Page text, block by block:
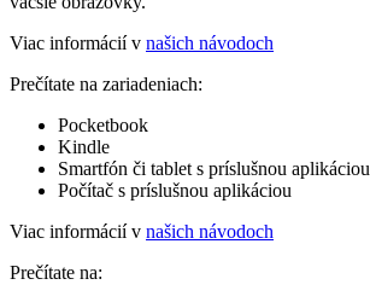
Viac informácií v našich návodoch
Prečítate na zariadeniach:
Pocketbook
Kindle
Smartfón či tablet s príslušnou aplikáciou
Počítač s príslušnou aplikáciou
Viac informácií v našich návodoch
Prečítate na: